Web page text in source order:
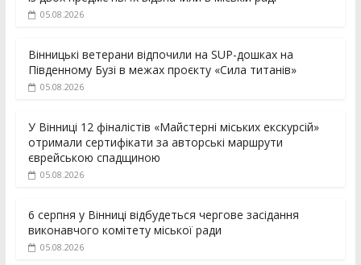
05.08.2026
Вінницькі ветерани відпочили на SUP-дошках на
Південному Бузі в межах проєкту «Сила титанів»
05.08.2026
У Вінниці 12 фіналістів «Майстерні міських екскурсій»
отримали сертифікати за авторські маршрути
єврейською спадщиною
05.08.2026
6 серпня у Вінниці відбудеться чергове засідання
виконавчого комітету міської ради
05.08.2026